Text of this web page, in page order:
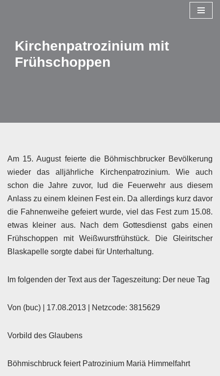
Inhalt
Kirchenpatrozinium mit
Frühschoppen
Am 15. August feierte die Böhmischbrucker Bevölkerung
wieder das alljährliche Kirchenpatrozinium. Wie auch
schon die Jahre zuvor, lud die Feuerwehr aus diesem
Anlass zu einem kleinen Fest ein. Da allerdings kurz davor
die Fahnenweihe gefeiert wurde, viel das Fest zum 15.08.
etwas kleiner aus. Nach dem Gottesdienst gabs einen
Frühschoppen mit Weißwurstfrühstück. Die Gleiritscher
Blaskapelle sorgte dabei für Unterhaltung.
Im folgenden der Text aus der Tageszeitung: Der neue Tag
Von (buc) | 17.08.2013 | Netzcode: 3815629
Vorbild des Glaubens
Böhmischbruck feiert Patrozinium Mariä Himmelfahrt